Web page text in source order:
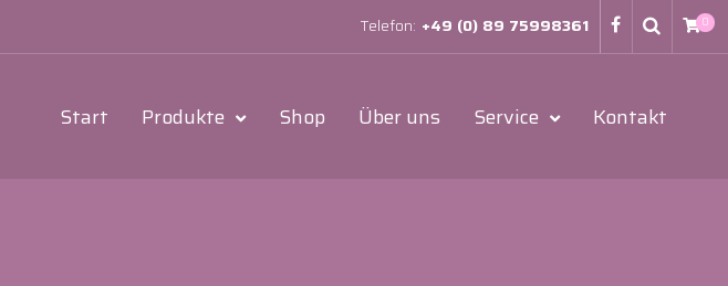
Telefon: +49 (0) 89 75998361 0
Start Produkte Shop Über uns Service Kontakt